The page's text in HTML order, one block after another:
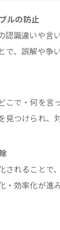
ルの防止
認識違いや言
、誤解や争
こで・何を言
つけられ、
されることで
・効率化が